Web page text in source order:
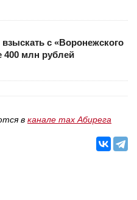
с «Воронежского
400 млн рублей
в канале max Абирега